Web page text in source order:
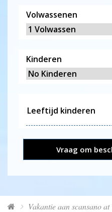
Volwassenen
Kinderen
Vraag om
Vakantie aan scansano at